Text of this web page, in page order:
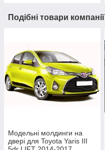
Подібні товари компанії
Модельні молдинги на
двері для Toyota Yaris III